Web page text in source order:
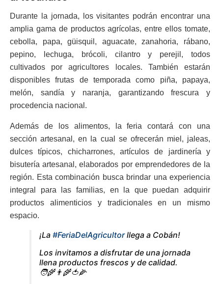
Durante la jornada, los visitantes podrán encontrar una
amplia gama de productos agrícolas, entre ellos tomate,
cebolla, papa, güisquil, aguacate, zanahoria, rábano,
pepino, lechuga, brócoli, cilantro y perejil, todos
cultivados por agricultores locales. También estarán
disponibles frutas de temporada como piña, papaya,
melón, sandía y naranja, garantizando frescura y
procedencia nacional.
Además de los alimentos, la feria contará con una
sección artesanal, en la cual se ofrecerán miel, jaleas,
dulces típicos, chicharrones, artículos de jardinería y
bisutería artesanal, elaborados por emprendedores de la
región. Esta combinación busca brindar una experiencia
integral para las familias, en la que puedan adquirir
productos alimenticios y tradicionales en un mismo
espacio.
¡La #FeriaDelAgricultorllega a Cobán!
Los invitamos a disfrutar de una jornada
llena productos frescos y de calidad.
🧑‍🌾👨‍🌾🍅🌽